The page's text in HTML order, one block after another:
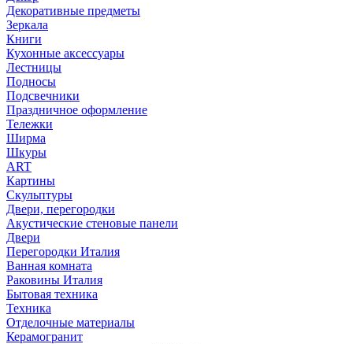
Декоративные предметы
Зеркала
Книги
Кухонные аксессуары
Лестницы
Подносы
Подсвечники
Праздничное оформление
Тележки
Ширма
Шкуры
ART
Картины
Скульптуры
Двери, перегородки
Акустические стеновые панели
Двери
Перегородки Италия
Ванная комната
Раковины Италия
Бытовая техника
Техника
Отделочные материалы
Керамогранит